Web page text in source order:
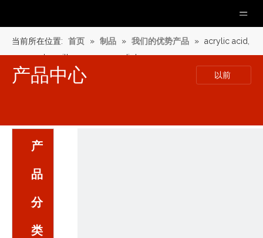
当前所在位置: 首页 » 制品 » 我们的优势产品 » acrylic acid,
monoester with propane-1,2-diol
产品中心 以前
产
品
分
类